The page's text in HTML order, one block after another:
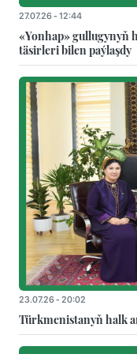
27.07.26 - 12:44
«Yonhap» gullugynyň
täsirleri bilen paýlaşdy
23.07.26 - 20:02
Türkmenistanyň halk